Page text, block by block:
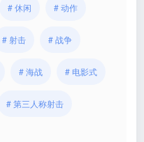
# 休闲 # 动作
# 射击 # 战争
# 海战 # 电影式
# 第三人称射击